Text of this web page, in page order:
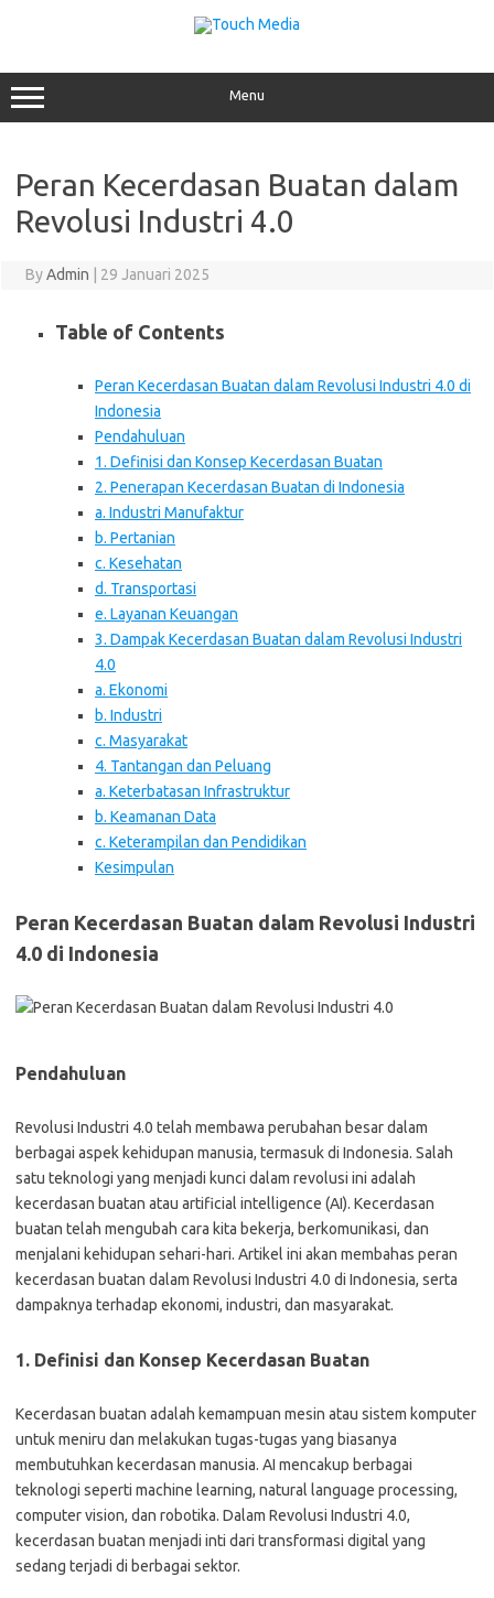
Menu
Peran Kecerdasan Buatan dalam
Revolusi Industri 4.0
ByAdmin 29 Januari 2025
Table of Contents
Peran Kecerdasan Buatan dalam Revolusi Industri 4.0 di
Indonesia
Pendahuluan
1. Definisi dan Konsep Kecerdasan Buatan
2. Penerapan Kecerdasan Buatan di Indonesia
a. Industri Manufaktur
b. Pertanian
c. Kesehatan
d. Transportasi
e. Layanan Keuangan
3. Dampak Kecerdasan Buatan dalam Revolusi Industri
4.0
a. Ekonomi
b. Industri
c. Masyarakat
4. Tantangan dan Peluang
a. Keterbatasan Infrastruktur
b. Keamanan Data
c. Keterampilan dan Pendidikan
Kesimpulan
Peran Kecerdasan Buatan dalam Revolusi Industri
4.0 di Indonesia
Pendahuluan
Revolusi Industri 4.0 telah membawa perubahan besar dalam
berbagai aspek kehidupan manusia, termasuk di Indonesia. Salah
satu teknologi yang menjadi kunci dalam revolusi ini adalah
kecerdasan buatan atau artificial intelligence (AI). Kecerdasan
buatan telah mengubah cara kita bekerja, berkomunikasi, dan
menjalani kehidupan sehari-hari. Artikel ini akan membahas peran
kecerdasan buatan dalam Revolusi Industri 4.0 di Indonesia, serta
dampaknya terhadap ekonomi, industri, dan masyarakat.
1. Definisi dan Konsep Kecerdasan Buatan
Kecerdasan buatan adalah kemampuan mesin atau sistem komputer
untuk meniru dan melakukan tugas-tugas yang biasanya
membutuhkan kecerdasan manusia. AI mencakup berbagai
teknologi seperti machine learning, natural language processing,
computer vision, dan robotika. Dalam Revolusi Industri 4.0,
kecerdasan buatan menjadi inti dari transformasi digital yang
sedang terjadi di berbagai sektor.